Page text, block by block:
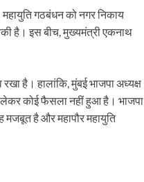
महायुति गठबंधन को नगर निकाय
है। इस बीच, मुख्यमंत्री एकनाथ
है। हालांकि, मुंबई भाजपा अध्यक्ष
लेकर कोई फैसला नहीं हुआ है। भाजपा
है और महापौर महायुति